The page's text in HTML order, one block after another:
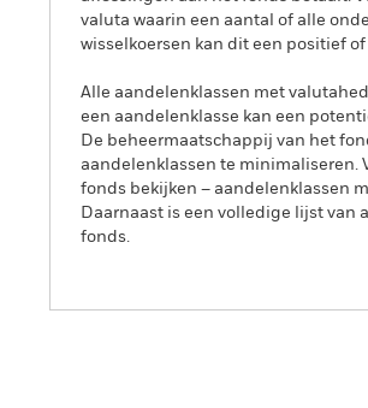
valuta waarin een aantal of alle
wisselkoersen kan dit een positief
Alle aandelenklassen met
een aandelenklasse kan een
De beheermaatschappij van het
aandelenklassen te minimaliseren.
fonds bekijken – aandelenklassen
Daarnaast is een volledige lijst
fonds.